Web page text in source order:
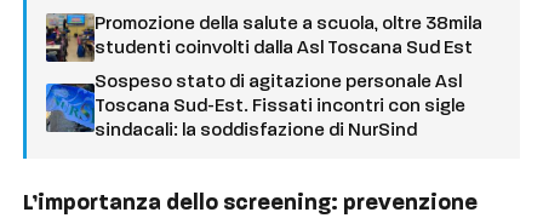
Promozione della salute a scuola, oltre 38mila
studenti coinvolti dalla Asl Toscana Sud Est
Sospeso stato di agitazione personale Asl
Toscana Sud-Est. Fissati incontri con sigle
sindacali: la soddisfazione di NurSind
L’importanza dello screening: prevenzione